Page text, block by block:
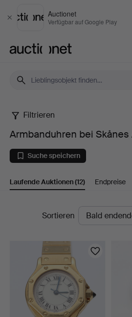
Schließen
Auctionet
Verfügbar auf Google Play
Armbanduhren
bei
Skånes
Auktionsverk
Filtrieren
Armbanduhren bei
Suche speichern
Laufende Auktionen(12) Endpreise
LaufendeSortieren